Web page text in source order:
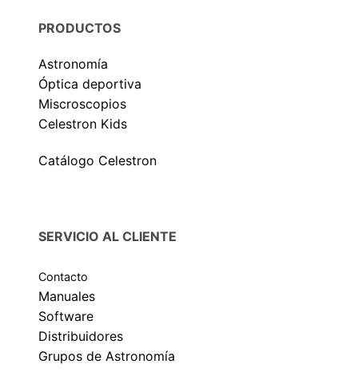
PRODUCTOS
Astronomía
Óptica deportiva
Miscroscopios
Celestron Kids
Catálogo Celestron
SERVICIO AL CLIENTE
Contacto
Manuales
Software
Distribuidores
Grupos de Astronomía